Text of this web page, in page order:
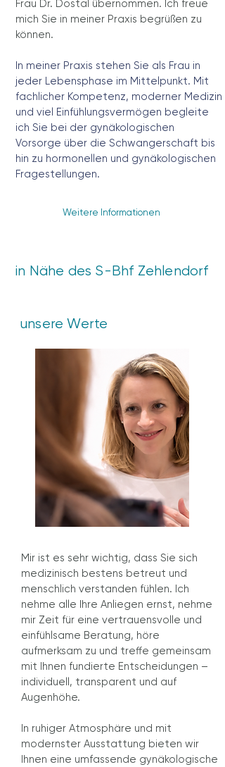
Frau Dr. Dostal übernommen. Ich freue
mich Sie in meiner Praxis begrüßen zu
können.
In meiner Praxis stehen Sie als Frau in
jeder Lebensphase im Mittelpunkt. Mit
fachlicher Kompetenz, moderner Medizin
und viel Einfühlungsvermögen begleite
ich Sie bei der gynäkologischen
Vorsorge über die Schwangerschaft bis
hin zu hormonellen und gynäkologischen
Fragestellungen.
Weitere Informationen
in Nähe des S-Bhf Zehlendorf
unsere Werte
Mir ist es sehr wichtig, dass Sie sich
medizinisch bestens betreut und
menschlich verstanden fühlen. Ich
nehme alle Ihre Anliegen ernst, nehme
mir Zeit für eine vertrauensvolle und
einfühlsame Beratung, höre
aufmerksam zu und treffe gemeinsam
mit Ihnen fundierte Entscheidungen –
individuell, transparent und auf
Augenhöhe.
In ruhiger Atmosphäre und mit
modernster Ausstattung bieten wir
Ihnen eine umfassende gynäkologische